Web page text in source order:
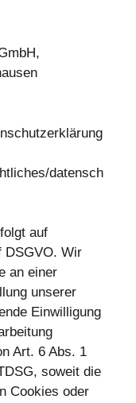
datensch
auf
DSGVO. Wir
an einer
unserer
Einwilligung
Art. 6 Abs. 1
soweit die
Cookies oder